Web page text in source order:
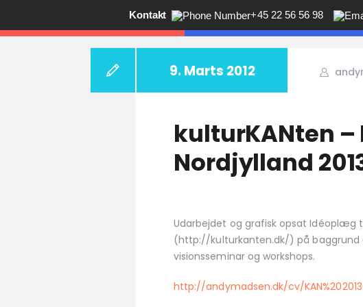
Kontakt +45 22 56 56 98
ANDY V.S. MADSEN:
Får du ikke sagt
9. Marts 2012
kulturKANten
Nordjylland
Udarbejdet og grafisk opsat Idéoplæg
(http://kulturkanten.dk/) på baggrund
visionsseminar og workshops.
http://andymadsen.dk/cv/